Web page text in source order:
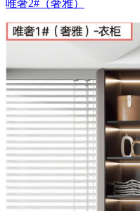
唯奢2#（奢雅）